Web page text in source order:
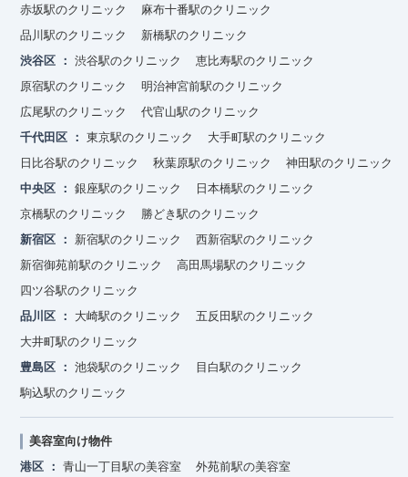
赤坂駅のクリニック
麻布十番駅のクリニック
品川駅のクリニック
新橋駅のクリニック
渋谷区
渋谷駅のクリニック
恵比寿駅のクリニック
原宿駅のクリニック
明治神宮前駅のクリニック
広尾駅のクリニック
代官山駅のクリニック
千代田区
東京駅のクリニック
大手町駅のクリニック
日比谷駅のクリニック
秋葉原駅のクリニック
神田駅のクリニック
中央区
銀座駅のクリニック
日本橋駅のクリニック
京橋駅のクリニック
勝どき駅のクリニック
新宿区
新宿駅のクリニック
西新宿駅のクリニック
新宿御苑前駅のクリニック
高田馬場駅のクリニック
四ツ谷駅のクリニック
品川区
大崎駅のクリニック
五反田駅のクリニック
大井町駅のクリニック
豊島区
池袋駅のクリニック
目白駅のクリニック
駒込駅のクリニック
美容室向け物件
港区
青山一丁目駅の美容室
外苑前駅の美容室